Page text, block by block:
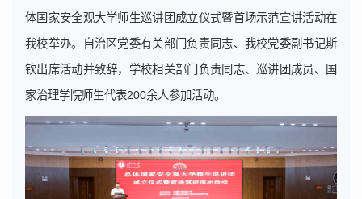
体国家安全观大学师生巡讲团成立仪式暨首场示范宣讲活动在
我校举办。自治区党委有关部门负责同志、我校党委副书记斯
钦出席活动并致辞，学校相关部门负责同志、巡讲团成员、国
家治理学院师生代表200余人参加活动。